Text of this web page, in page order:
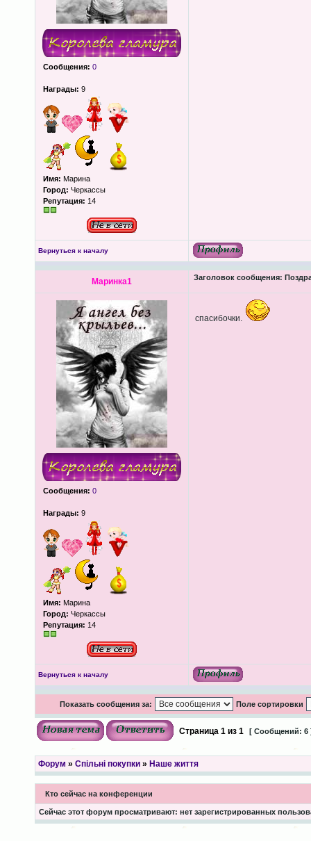
Сообщения: 0
Награды: 9
Имя: Марина
Город: Черкассы
Репутация: 14
Вернуться к началу
Маринка1 Заголовок сообщения:
Сообщения: 0
Награды: 9
Имя: Марина
Город: Черкассы
Репутация: 14
спасибочки.
Вернуться к началу
Показать сообщения за: Поле сортировки
Страница 1из 1 [ Сообщений: 6
Форум » Спільні покупки» Наше життя
Кто сейчас на конференции
Сейчас этот форум просматривают: нет зарегистрированных